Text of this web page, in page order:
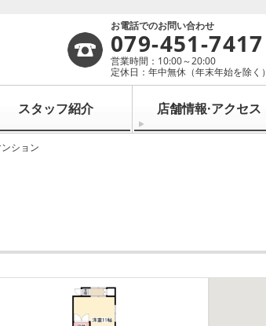
お電話でのお問い合わせ
079-451-7417
営業時間：10:00～20:00
定休日：年中無休（年末年始を除く）
スタッフ紹介 店舗情報·アクセス
ション